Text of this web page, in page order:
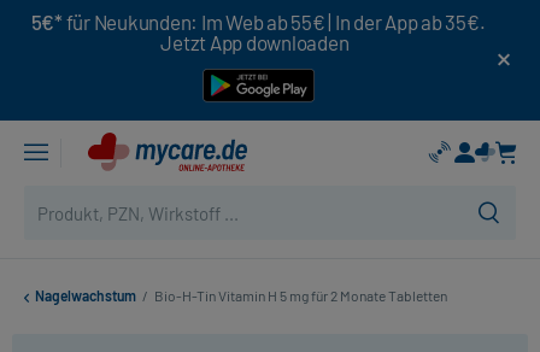
5€* für Neukunden: Im Web ab 55€ | In der App ab 35€.
Jetzt App downloaden
Nagelwachstum / Bio-H-Tin Vitamin H 5 mg für 2 Monate Tabletten